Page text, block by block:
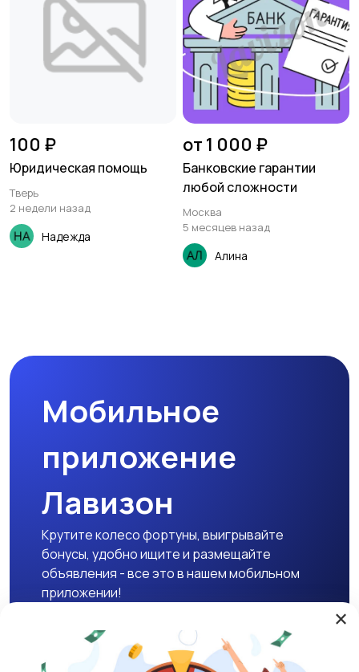
100 ₽
Юридическая помощь
Тверь
2 недели назад
Надежда
от 1 000 ₽
Банковские гарантии
любой сложности
Москва
5 месяцев назад
Алина
Мобильное
приложение
Лавизон
Крутите колесо фортуны, выигрывайте
бонусы, удобно ищите и размещайте
объявления - все это в нашем мобильном
приложении!
Скачать APK
×